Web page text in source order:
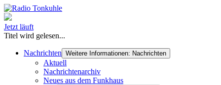
Jetzt läuft
Titel wird gelesen...
Nachrichten Weitere Informationen: Nachrichten
Aktuell
Nachrichtenarchiv
Neues aus dem Funkhaus